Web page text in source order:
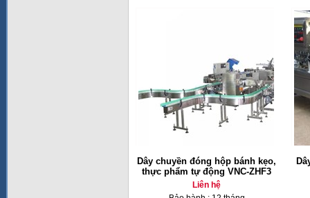
Dây chuyền đóng hộp bánh kẹo,
thực phẩm tự động VNC-ZHF3
Liên hệ